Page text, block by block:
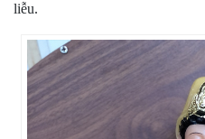
liễu.